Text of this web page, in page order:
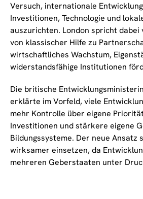
Versuch, internationale
Investitionen, Technologie und
auszurichten. London spricht dabei
von klassischer Hilfe zu
wirtschaftliches Wachstum,
widerstandsfähige Institutionen
Die britische
erklärte im Vorfeld, viele
mehr Kontrolle über eigene
Investitionen und stärkere eigene
Bildungssysteme. Der neue Ansatz
wirksamer einsetzen, da
mehreren Geberstaaten unter